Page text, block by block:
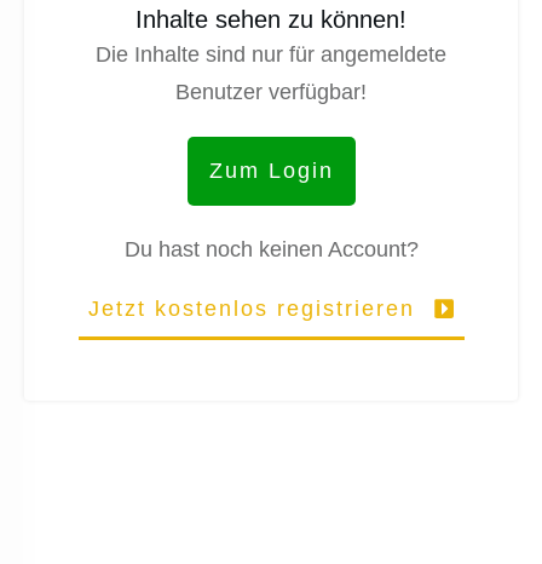
Inhalte sehen zu können!
Die Inhalte sind nur für angemeldete
Benutzer verfügbar!
Zum Login
Du hast noch keinen Account?
Jetzt kostenlos registrieren